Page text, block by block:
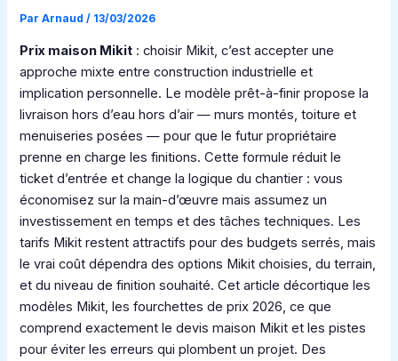
ParArnaud/ 13/03/2026
Prix maison Mikit : choisir Mikit, c’est accepter une
approche mixte entre construction industrielle et
implication personnelle. Le modèle prêt-à-finir propose la
livraison hors d’eau hors d’air — murs montés, toiture et
menuiseries posées — pour que le futur propriétaire
prenne en charge les finitions. Cette formule réduit le
ticket d’entrée et change la logique du chantier : vous
économisez sur la main-d’œuvre mais assumez un
investissement en temps et des tâches techniques. Les
tarifs Mikit restent attractifs pour des budgets serrés, mais
le vrai coût dépendra des options Mikit choisies, du terrain,
et du niveau de finition souhaité. Cet article décortique les
modèles Mikit, les fourchettes de prix 2026, ce que
comprend exactement le devis maison Mikit et les pistes
pour éviter les erreurs qui plombent un projet. Des